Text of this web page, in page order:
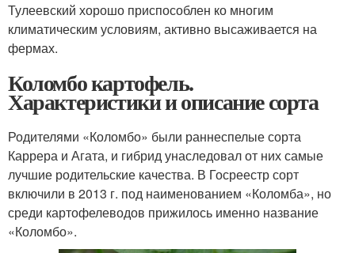
Тулеевский хорошо приспособлен ко многим
климатическим условиям, активно высаживается на
фермах.
Коломбо картофель.
Характеристики и описание сорта
Родителями «Коломбо» были раннеспелые сорта
Каррера и Агата, и гибрид унаследовал от них самые
лучшие родительские качества. В Госреестр сорт
включили в 2013 г. под наименованием «Коломба», но
среди картофелеводов прижилось именно название
«Коломбо».